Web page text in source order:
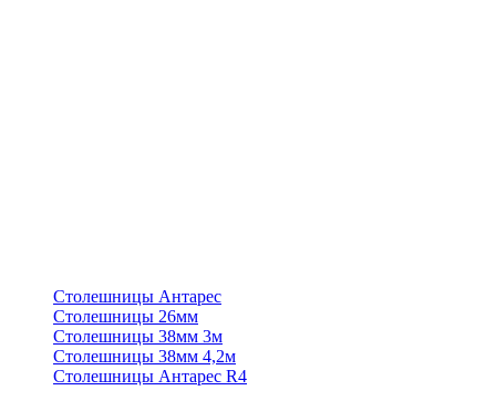
Столешницы Антарес
Столешницы 26мм
Столешницы 38мм 3м
Столешницы 38мм 4,2м
Столешницы Антарес R4